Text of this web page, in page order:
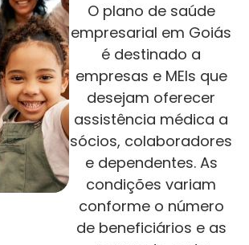
O plano de saúde
empresarial em Goiás
é destinado a
empresas e MEIs que
desejam oferecer
assistência médica a
sócios, colaboradores
e dependentes. As
condições variam
conforme o número
de beneficiários e as